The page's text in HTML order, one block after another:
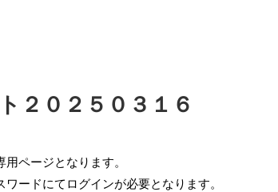
２０２５０３１６
ページとなります。
ードにてログインが必要となります。